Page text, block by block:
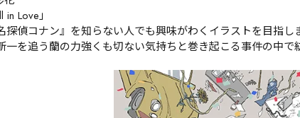
Love」
偵コナン』を知らない人でも興味がわくイラストを目指
一を追う蘭の力強くも切ない気持ちと巻き起こる事件の中